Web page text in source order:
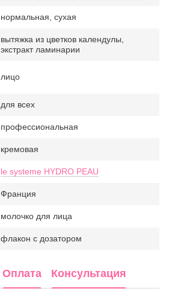
нормальная, сухая
вытяжка из цветков календулы,
экстракт ламинарии
лицо
для всех
профессиональная
кремовая
le systeme HYDRO PEAU
Франция
молочко для лица
флакон с дозатором
Оплата Консультация